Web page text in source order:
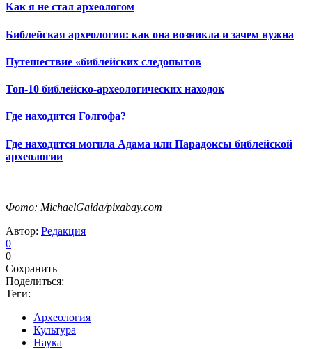
Как я не стал археологом
Библейская археология: как она возникла и зачем нужна
Путешествие «библейских следопытов
Топ-10 библейско-археологических находок
Где находится Голгофа?
Где находится могила Адама или Парадоксы библейской
археологии
Фото: MichaelGaida/pixabay.com
Автор: Редакция
0
0
Сохранить
Поделиться:
Теги:
Археология
Культура
Наука